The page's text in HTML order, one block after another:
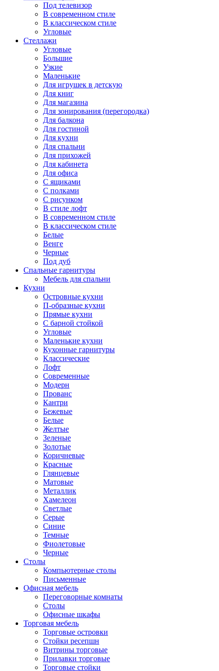
Под телевизор
В современном стиле
В классическом стиле
Угловые
Стеллажи
Угловые
Большие
Узкие
Маленькие
Для игрушек в детскую
Для книг
Для магазина
Для зонирования (перегородка)
Для балкона
Для гостиной
Для кухни
Для спальни
Для прихожей
Для кабинета
Для офиса
С ящиками
С полками
С рисунком
В стиле лофт
В современном стиле
В классическом стиле
Белые
Венге
Черные
Под дуб
Спальные гарнитуры
Мебель для спальни
Кухни
Островные кухни
П-образные кухни
Прямые кухни
С барной стойкой
Угловые
Маленькие кухни
Кухонные гарнитуры
Классические
Лофт
Современные
Модерн
Прованс
Кантри
Бежевые
Белые
Желтые
Зеленые
Золотые
Коричневые
Красные
Глянцевые
Матовые
Металлик
Хамелеон
Светлые
Серые
Синие
Темные
Фиолетовые
Черные
Столы
Компьютерные столы
Письменные
Офисная мебель
Переговорные комнаты
Столы
Офисные шкафы
Торговая мебель
Торговые островки
Стойки ресепшн
Витрины торговые
Прилавки торговые
Торговые стойки